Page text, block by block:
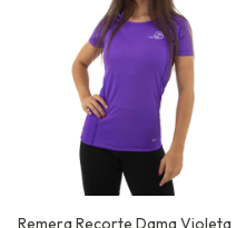
Remera Recorte Dama Violeta